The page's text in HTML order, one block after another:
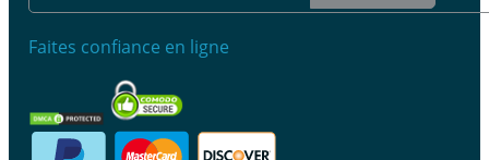
Faites confiance en ligne